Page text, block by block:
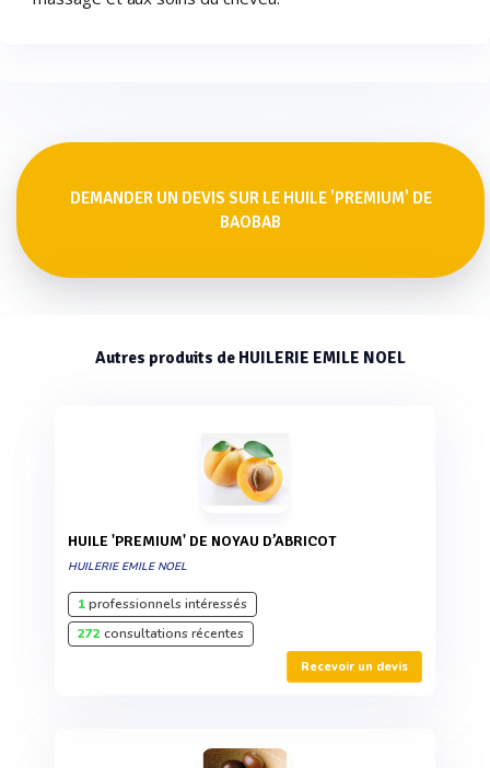
DEMANDER UN DEVIS SUR LE HUILE 'PREMIUM' DE
BAOBAB
Autres produits de HUILERIE EMILE NOEL
HUILE 'PREMIUM' DE NOYAU D’ABRICOT
HUILERIE EMILE NOEL
1professionnels intéressés
272consultations récentes
Recevoir un devis